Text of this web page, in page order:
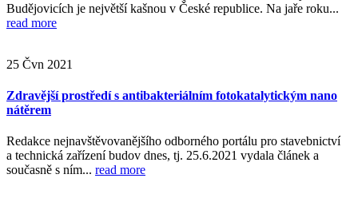
Budějovicích je největší kašnou v České republice. Na jaře roku...
read more
25 Čvn 2021
Zdravější prostředí s antibakteriálním fotokatalytickým nano
nátěrem
Redakce nejnavštěvovanějšího odborného portálu pro stavebnictví
a technická zařízení budov dnes, tj. 25.6.2021 vydala článek a
současně s ním... read more